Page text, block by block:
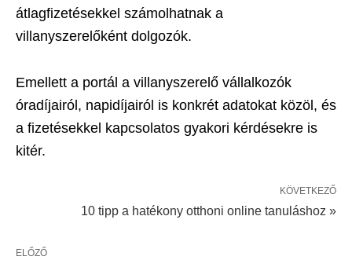
átlagfizetésekkel számolhatnak a
villanyszerelőként dolgozók.
Emellett a portál a villanyszerelő vállalkozók
óradíjairól, napidíjairól is konkrét adatokat közöl, és
a fizetésekkel kapcsolatos gyakori kérdésekre is
kitér.
KÖVETKEZŐ
10 tipp a hatékony otthoni online tanuláshoz »
ELŐZŐ